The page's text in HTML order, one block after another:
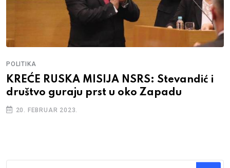
POLITIKA
KREĆE RUSKA MISIJA NSRS: Stevandić i
društvo guraju prst u oko Zapadu
20. FEBRUAR 2023.